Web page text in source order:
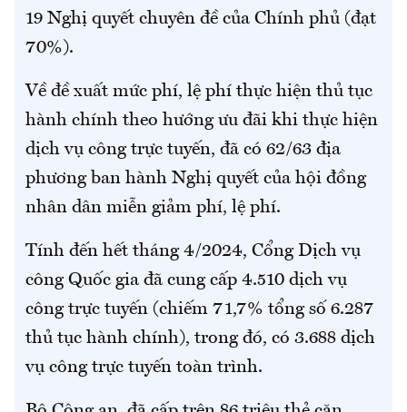
19 Nghị quyết chuyên đề của Chính phủ (đạt
70%).
Về đề xuất mức phí, lệ phí thực hiện thủ tục
hành chính theo hướng ưu đãi khi thực hiện
dịch vụ công trực tuyến, đã có 62/63 địa
phương ban hành Nghị quyết của hội đồng
nhân dân miễn giảm phí, lệ phí.
Tính đến hết tháng 4/2024, Cổng Dịch vụ
công Quốc gia đã cung cấp 4.510 dịch vụ
công trực tuyến (chiếm 71,7% tổng số 6.287
thủ tục hành chính), trong đó, có 3.688 dịch
vụ công trực tuyến toàn trình.